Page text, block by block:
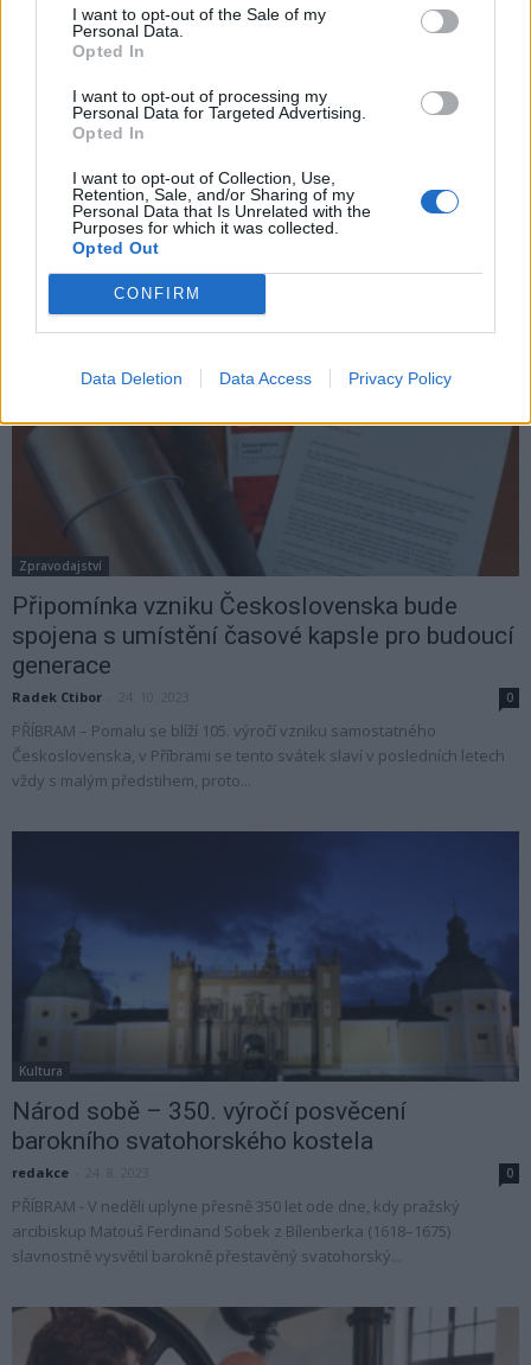
I want to opt-out of the Sale of my
Personal Data.
Opted In
I want to opt-out of processing my
Personal Data for Targeted Advertising.
Opted In
I want to opt-out of Collection, Use,
Retention, Sale, and/or Sharing of my
Personal Data that Is Unrelated with the
Purposes for which it was collected.
Opted Out
CONFIRM
Data Deletion Data Access Privacy Policy
Hornické muzeum zve na tradiční výstavu
- 24. 11. 2023
PŘÍBRAM - Od pátku 1. 12. do neděle 7. 1. 2024 mohou zájemci o místní
tradice navštívit výstavu Příbramské betlémy, která se v letošním
roce...
Zpravodajství
Připomínka vzniku Československa bude
spojena s umístění časové kapsle pro budoucí
generace
Radek Ctibor 0
PŘÍBRAM – Pomalu se blíží 105. výročí vzniku samostatného
Československa, v Příbrami se tento svátek slaví v posledních letech
vždy s malým předstihem, proto...
Kultura
Národ sobě – 350. výročí posvěcení
barokního svatohorského kostela
redakce 0
PŘÍBRAM - V neděli uplyne přesně 350 let ode dne, kdy pražský
arcibiskup Matouš Ferdinand Sobek z Bílenberka (1618–1675)
slavnostně vysvětil barokně přestavěný svatohorský...